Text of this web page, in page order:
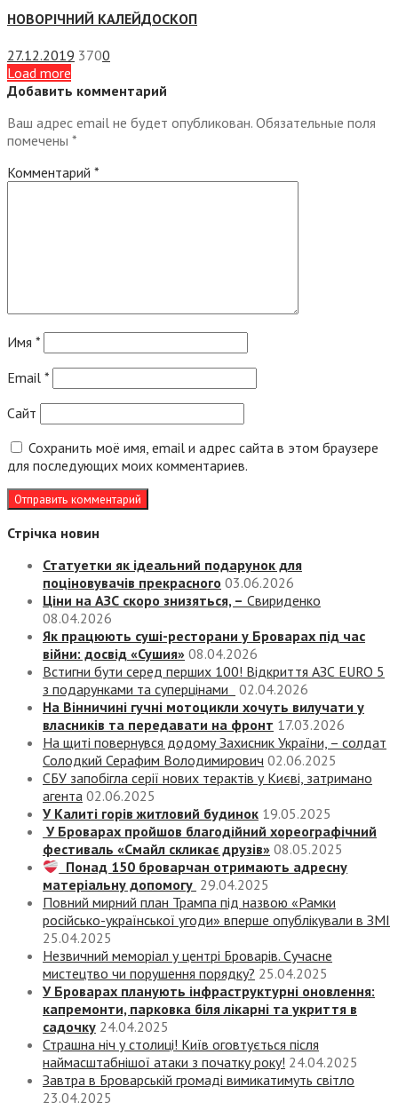
НОВОРІЧНИЙ КАЛЕЙДОСКОП
27.12.2019 3700
Load more
Добавить комментарий
Ваш адрес email не будет опубликован. Обязательные поля
помечены *
Комментарий *
Имя *
Email *
Сайт
Сохранить моё имя, email и адрес сайта в этом браузере
для последующих моих комментариев.
Стрічка новин
Статуетки як ідеальний подарунок для
поціновувачів прекрасного 03.06.2026
Ціни на АЗС скоро знизяться, – Свириденко
08.04.2026
Як працюють суші-ресторани у Броварах під час
війни: досвід «Сушия» 08.04.2026
Встигни бути серед перших 100! Відкриття АЗС EURO 5
з подарунками та суперцінами
02.04.2026
На Вінничині гучні мотоцикли хочуть вилучати у
власників та передавати на фронт 17.03.2026
На щиті повернувся додому Захисник України, – солдат
Солодкий Серафим Володимирович 02.06.2025
СБУ запобігла серії нових терактів у Києві, затримано
агента 02.06.2025
У Калиті горів житловий будинок 19.05.2025
У Броварах пройшов благодійний хореографічний
фестиваль «Смайл скликає друзів» 08.05.2025
Понад 150 броварчан отримають адресну
матеріальну допомогу 29.04.2025
Повний мирний план Трампа під назвою «‎Рамки
російсько-української угоди» вперше опублікували в ЗМІ
25.04.2025
Незвичний меморіал у центрі Броварів. Сучасне
мистецтво чи порушення порядку? 25.04.2025
У Броварах планують інфраструктурні оновлення:
капремонти, парковка біля лікарні та укриття в
садочку 24.04.2025
Страшна ніч у столиці! Київ оговтується після
наймасштабнішої атаки з початку року! 24.04.2025
Завтра в Броварській громаді вимикатимуть світло
23.04.2025